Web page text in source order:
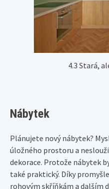
4.3 Stará,
Nábytek
Plánujete nový nábytek?
úložného prostoru a
dekorace. Protože nábytek
také praktický. Díky
rohovým skříňkám a dalším